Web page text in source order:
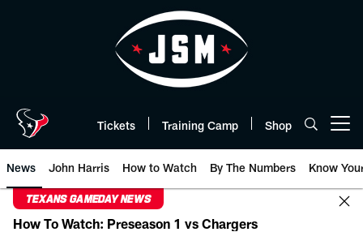
Tickets Training Camp Shop
News John Harris How to Watch By The Numbers Know
TEXANS GAMEDAY NEWS
How To Watch: Preseason 1 vs Chargers